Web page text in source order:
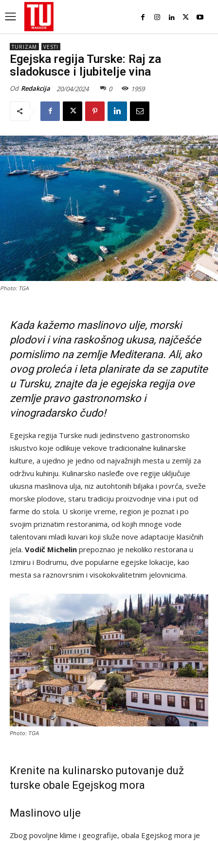
TURIZAM VESTI
Egejska regija Turske: Raj za
sladokusce i ljubitelje vina
Od Redakcija 20/04/2024 0 1959
Photo: TGA
Kada kažemo maslinovo ulje, morski
plodovi i vina raskošnog ukusa, najčešće
pomislimo na zemlje Mediterana. Ali, ako
ovog proleća i leta planirate da se zaputite
u Tursku, znajte da je egejska regija ove
zemlje pravo gastronomsko i
vinogradarsko čudo!
Egejska regija Turske nudi jedinstveno gastronomsko
iskustvo koje odlikuje vekove tradicionalne kulinarske
kulture, a ujedno je jedno od najvažnijih mesta u zemlji za
održivu kuhinju. Kulinarsko nasleđe ove regije uključuje
ukusna maslinova ulja, niz autohtonih biljaka i povrća, sveže
morske plodove, staru tradiciju proizvodnje vina i put od
farme do stola. U skorije vreme, region je poznat i po
svojim priznatim restoranima, od kojih mnoge vode
talentovani mladi kuvari koji služe nove adaptacije klasičnih
jela. Vodič Michelin prepoznao je nekoliko restorana u
Izmiru i Bodrumu, dve popularne egejske lokacije, kao
mesta sa raznovrsnim i visokokvalitetnim jelovnicima.
Photo: TGA
Krenite na kulinarsko putovanje duž
turske obale Egejskog mora
Maslinovo ulje
Zbog povoljne klime i geografije, obala Egejskog mora je